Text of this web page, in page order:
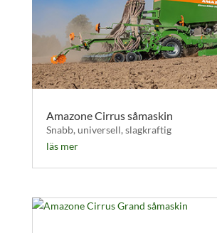
Amazone Cirrus såmaskin
Snabb, universell, slagkraftig
läs mer